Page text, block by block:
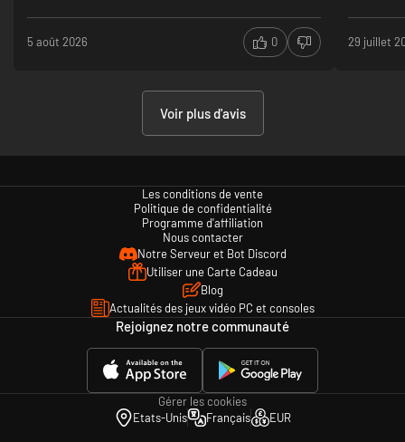
pénibles vers le milieu de l'aventure et un dernier tiers
plus axé sur l'action, mais rien qui ne gâche ce chef-
d'œuvre.
5 août 2026 0 29 juillet
Voir plus d'avis
Les conditions de vente
Politique de confidentialité
Programme d'affiliation
Nous contacter
Notre Serveur et Bot Discord
Utiliser une Carte Cadeau
Blog
Actualités des jeux vidéo PC et consoles
Rejoignez notre communauté
Gérer les cookies
Etats-Unis
Français EUR